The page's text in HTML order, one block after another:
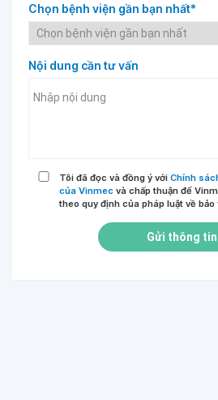
Chọn bệnh viện gần bạn nhất*
Nội dung cần tư vấn
Tôi đã đọc và đồng ý với Chính
của Vinmec và chấp thuận để
theo quy định của pháp luật về bảo
Gửi thông tin